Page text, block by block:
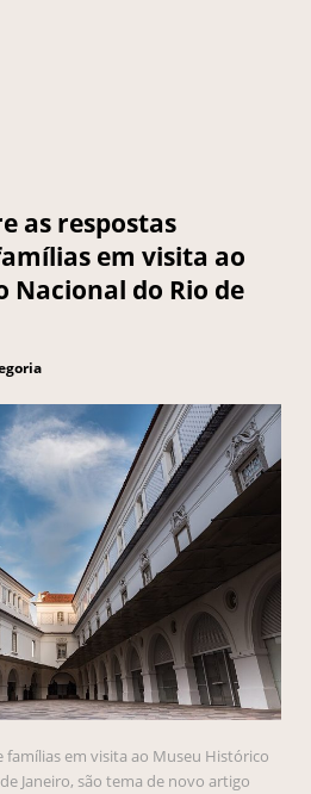
as respostas
em visita ao
Nacional do Rio de
famílias em visita ao Museu Histórico
Janeiro, são tema de novo artigo